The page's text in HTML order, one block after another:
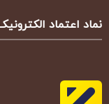
نماد اعتماد الکترونیک